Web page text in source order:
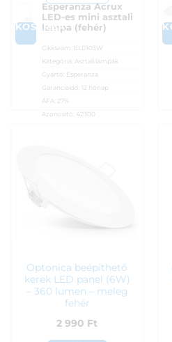
KOSÁRBA
Esperanza Acrux
LED-es mini asztali
lámpa (fehér)
Cikkszám: ELD103W
Kategória: Asztali lámpák
Gyártó: Esperanza
Garanciaidő: 12 hónap
ÁFA:
27%
Azonosító: 42300
Optonica beépíthető
kerek LED panel (6W)
– 360 lumen – meleg
fehér
2 990 Ft